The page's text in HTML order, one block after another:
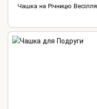
Чашка на Річницю Весілля